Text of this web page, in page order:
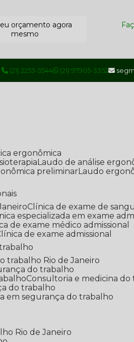
orçamento agora
mesmo
(21) 2253-5544 (21) 97905-3352
ergonômica
Laudo de análise
preliminar Laudo
Clínica de exame de
especializada em exame
de exame médico admissional
Clínica de exame admissional
trabalho Rio de Janeiro
do trabalho
Consultoria e medicina
do trabalho
em segurança do trabalho
Rio de Janeiro